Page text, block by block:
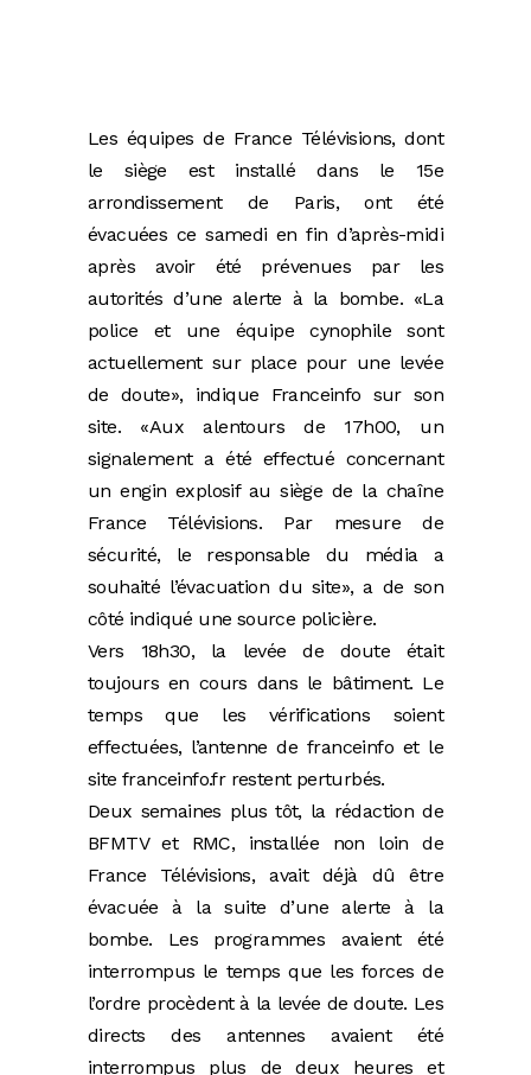
Les équipes de France Télévisions, dont
le siège est installé dans le 15e
arrondissement de Paris, ont été
évacuées ce samedi en fin d’après-midi
après avoir été prévenues par les
autorités d’une alerte à la bombe. «La
police et une équipe cynophile sont
actuellement sur place pour une levée
de doute», indique Franceinfo sur son
site. «Aux alentours de 17h00, un
signalement a été effectué concernant
un engin explosif au siège de la chaîne
France Télévisions. Par mesure de
sécurité, le responsable du média a
souhaité l’évacuation du site», a de son
côté indiqué une source policière.
Vers 18h30, la levée de doute était
toujours en cours dans le bâtiment. Le
temps que les vérifications soient
effectuées, l’antenne de franceinfo et le
site franceinfo.fr restent perturbés.
Deux semaines plus tôt, la rédaction de
BFMTV et RMC, installée non loin de
France Télévisions, avait déjà dû être
évacuée à la suite d’une alerte à la
bombe. Les programmes avaient été
interrompus le temps que les forces de
l’ordre procèdent à la levée de doute. Les
directs des antennes avaient été
interrompus plus de deux heures et